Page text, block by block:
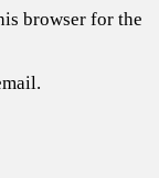
browser for the